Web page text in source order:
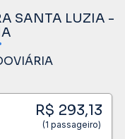
SANTA LUZIA -
R$ 293,13
(1 passageiro)